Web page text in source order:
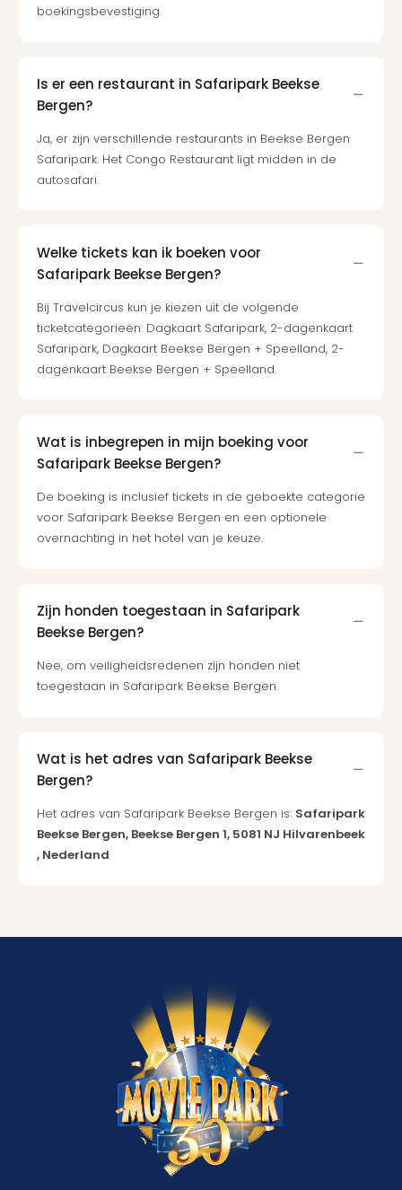
boekingsbevestiging.
Is er een restaurant in Safaripark Beekse
Bergen?
Ja, er zijn verschillende restaurants in Beekse Bergen
Safaripark. Het Congo Restaurant ligt midden in de
autosafari.
Welke tickets kan ik boeken voor
Safaripark Beekse Bergen?
Bij Travelcircus kun je kiezen uit de volgende
ticketcategorieën: Dagkaart Safaripark, 2-dagenkaart
Safaripark, Dagkaart Beekse Bergen + Speelland, 2-
dagenkaart Beekse Bergen + Speelland.
Wat is inbegrepen in mijn boeking voor
Safaripark Beekse Bergen?
De boeking is inclusief tickets in de geboekte categorie
voor Safaripark Beekse Bergen en een optionele
overnachting in het hotel van je keuze.
Zijn honden toegestaan in Safaripark
Beekse Bergen?
Nee, om veiligheidsredenen zijn honden niet
toegestaan in Safaripark Beekse Bergen.
Wat is het adres van Safaripark Beekse
Bergen?
Het adres van Safaripark Beekse Bergen is: Safaripark
Beekse Bergen, Beekse Bergen 1, 5081 NJ Hilvarenbeek
, Nederland